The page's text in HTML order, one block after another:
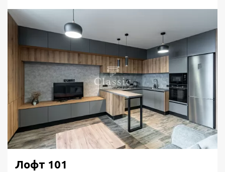
Лофт 101